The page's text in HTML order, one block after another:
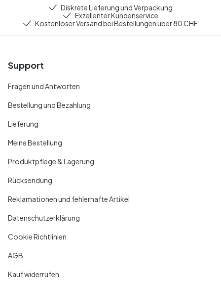
Diskrete Lieferung und Verpackung
Exzellenter Kundenservice
Kostenloser Versand bei Bestellungen über 80 CHF
Support
Fragen und Antworten
Bestellung und Bezahlung
Lieferung
Meine Bestellung
Produktpflege & Lagerung
Rücksendung
Reklamationen und fehlerhafte Artikel
Datenschutzerklärung
Cookie Richtlinien
AGB
Kauf widerrufen